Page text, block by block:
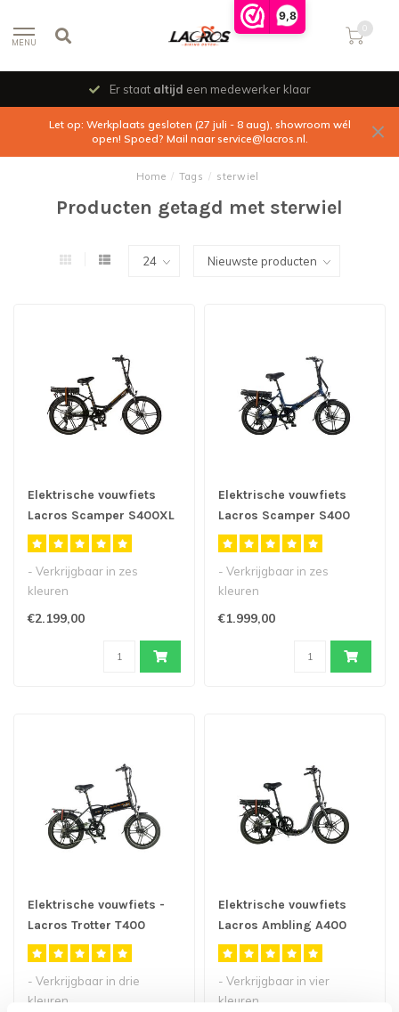
9,8
MENU
0
Er staat altijd een medewerker klaar
Let op: Werkplaats gesloten (27 juli - 8 aug), showroom wél
open! Spoed? Mail naarservice@lacros.nl.
Home / Tags / sterwiel
Producten getagd met sterwiel
Elektrische vouwfiets
Lacros Scamper S400XL
- Verkrijgbaar in zes
kleuren
€2.199,00
Elektrische vouwfiets
Lacros Scamper S400
- Verkrijgbaar in zes
kleuren
€1.999,00
Elektrische vouwfiets -
Lacros Trotter T400
- Verkrijgbaar in drie
kleuren
Elektrische vouwfiets
Lacros Ambling A400
- Verkrijgbaar in vier
kleuren